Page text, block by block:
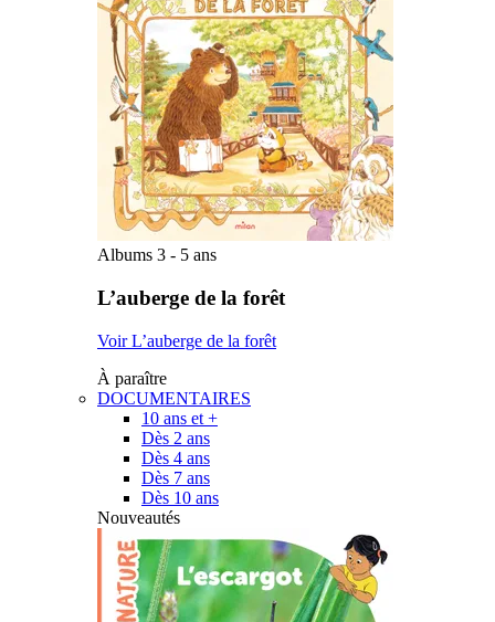
Albums 3 - 5 ans
L’auberge de la forêt
Voir L’auberge de la forêt
À paraître
DOCUMENTAIRES
10 ans et +
Dès 2 ans
Dès 4 ans
Dès 7 ans
Dès 10 ans
Nouveautés